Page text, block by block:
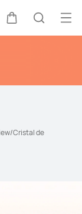
Carrito
Cristal de